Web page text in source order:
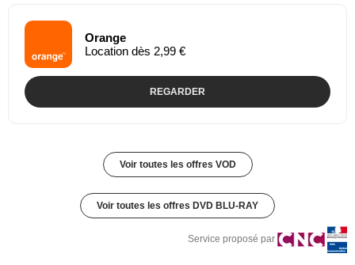
Orange
Location dès 2,99 €
REGARDER
Voir toutes les offres VOD
Voir toutes les offres DVD BLU-RAY
Service proposé par